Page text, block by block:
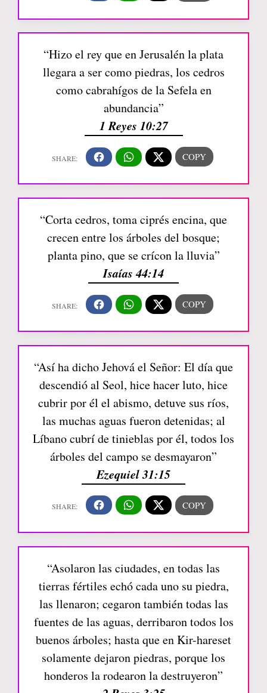
“Hizo el rey que en Jerusalén la plata
llegara a ser como piedras, los cedros
como cabrahígos de la Sefela en
abundancia”
1 Reyes 10:27
“Corta cedros, toma ciprés encina, que
crecen entre los árboles del bosque;
planta pino, que se crícon la lluvia”
Isaías 44:14
“Así ha dicho Jehová el Señor: El día que
descendió al Seol, hice hacer luto, hice
cubrir por él el abismo, detuve sus ríos,
las muchas aguas fueron detenidas; al
Líbano cubrí de tinieblas por él, todos los
árboles del campo se desmayaron”
Ezequiel 31:15
“Asolaron las ciudades, en todas las
tierras fértiles echó cada uno su piedra,
las llenaron; cegaron también todas las
fuentes de las aguas, derribaron todos los
buenos árboles; hasta que en Kir-hareset
solamente dejaron piedras, porque los
honderos la rodearon la destruyeron”